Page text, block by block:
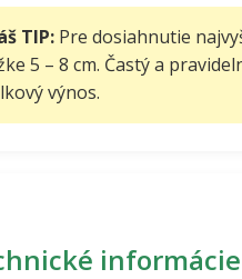
TIP: Pre dosiahnutie
5 – 8 cm. Častý a
výnos.
informácie